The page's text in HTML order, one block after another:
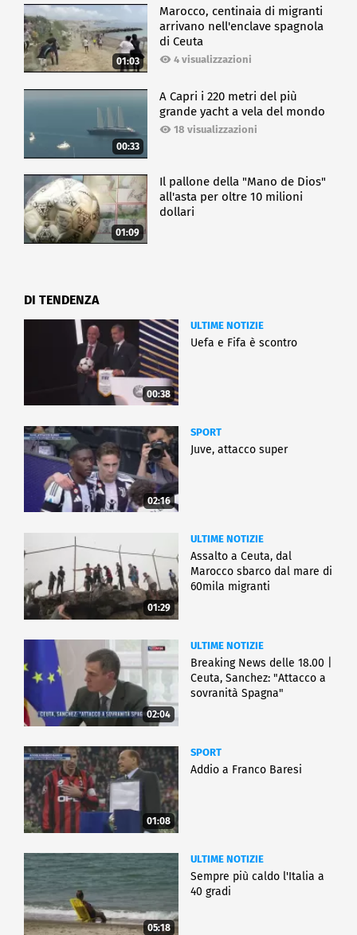
01:03
Marocco, centinaia di migranti
arrivano nell'enclave spagnola
di Ceuta
4 visualizzazioni
00:33
A Capri i 220 metri del più
grande yacht a vela del mondo
18 visualizzazioni
01:09
Il pallone della "Mano de Dios"
all'asta per oltre 10 milioni
dollari
DI TENDENZA
00:38
ULTIME NOTIZIE
Uefa e Fifa è scontro
02:16
SPORT
Juve, attacco super
01:29
ULTIME NOTIZIE
Assalto a Ceuta, dal
Marocco sbarco dal mare di
60mila migranti
02:04
ULTIME NOTIZIE
Breaking News delle 18.00 |
Ceuta, Sanchez: "Attacco a
sovranità Spagna"
01:08
SPORT
Addio a Franco Baresi
05:18
ULTIME NOTIZIE
Sempre più caldo l'Italia a
40 gradi